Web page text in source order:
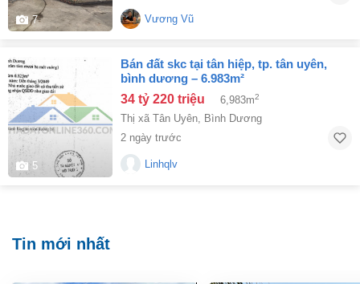
7 Vương Vũ
5
bán đất skc tại tân hiệp, tp. tân uyên,
bình dương – 6.983m²
34 tỷ 220 triệu 6,983m2
Thị xã Tân Uyên Bình Dương
2 ngày trước
Linhqlv
Tin mới nhất